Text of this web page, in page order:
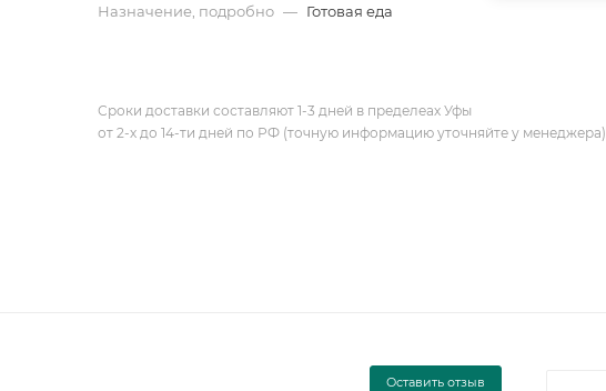
Назначение, подробно — Готовая еда
Сроки доставки составляют 1-3 дней в пределеах Уфы
от 2-х до 14-ти дней по РФ (точную информацию уточняйте у менеджера).
Оставить отзыв